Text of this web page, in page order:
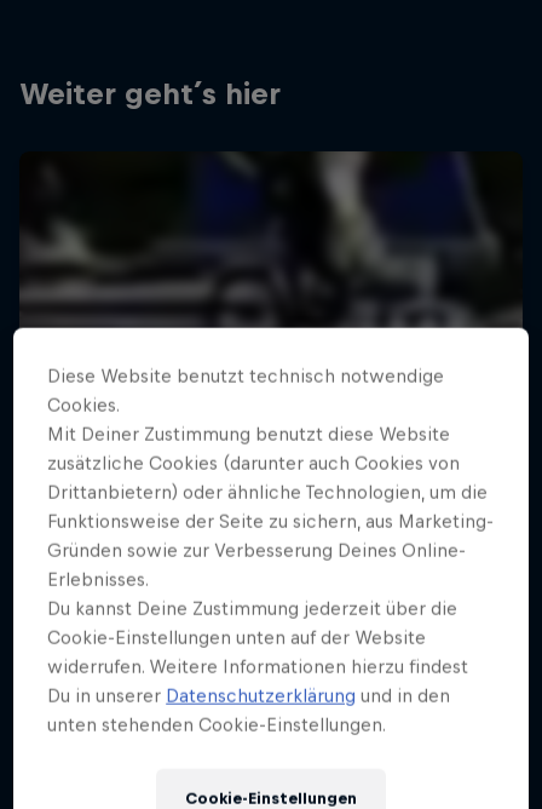
Weiter geht´s hier
Diese Website benutzt technisch notwendige
Cookies.
Mit Deiner Zustimmung benutzt diese Website
zusätzliche Cookies (darunter auch Cookies von
Drittanbietern) oder ähnliche Technologien, um die
Funktionsweise der Seite zu sichern, aus Marketing-
Gründen sowie zur Verbesserung Deines Online-
Erlebnisses.
Du kannst Deine Zustimmung jederzeit über die
Cookie-Einstellungen unten auf der Website
widerrufen. Weitere Informationen hierzu findest
Du in unserer Datenschutzerklärung und in den
unten stehenden Cookie-Einstellungen.
Cookie-Einstellungen